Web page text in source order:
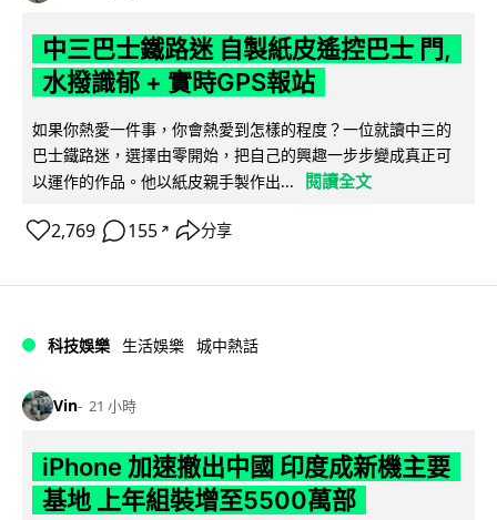
中三巴士鐵路迷 自製紙皮遙控巴士 門,
水撥識郁 + 實時GPS報站
如果你熱愛一件事，你會熱愛到怎樣的程度？一位就讀中三的
巴士鐵路迷，選擇由零開始，把自己的興趣一步步變成真正可
以運作的作品。他以紙皮親手製作出...
閱讀全文
2,769 155 ↗ 分享
科技娛樂 生活娛樂 城中熱話
Vin 21 小時
iPhone 加速撤出中國 印度成新機主要
基地 上年組裝增至5500萬部